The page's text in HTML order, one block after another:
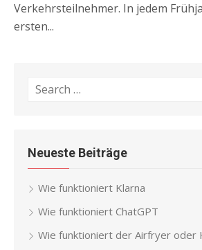
Verkehrsteilnehmer. In jedem
ersten...
Search
Neueste Beiträge
Wie funktioniert Klarna
Wie funktioniert ChatGPT
Wie funktioniert der Airfryer oder